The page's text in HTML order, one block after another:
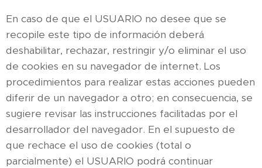
En caso de que el USUARIO no desee que se
recopile este tipo de información deberá
deshabilitar, rechazar, restringir y/o eliminar el uso
de cookies en su navegador de internet. Los
procedimientos para realizar estas acciones pueden
diferir de un navegador a otro; en consecuencia, se
sugiere revisar las instrucciones facilitadas por el
desarrollador del navegador. En el supuesto de
que rechace el uso de cookies (total o
parcialmente) el USUARIO podrá continuar